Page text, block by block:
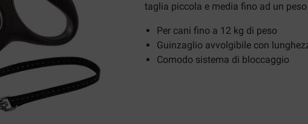
taglia piccola e media fino ad un
Per cani fino a 12 kg di peso
Guinzaglio avvolgibile con
Comodo sistema di bloccaggio